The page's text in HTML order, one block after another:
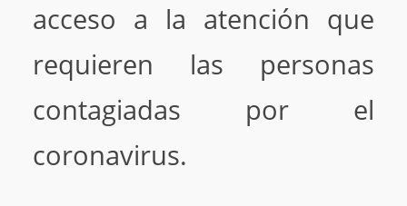
acceso a la atención que
requieren las personas
contagiadas por el
coronavirus.